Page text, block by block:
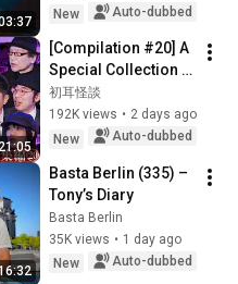
GUIDE YOUR STEPS
New
Auto-dubbed
[Compilation #20] A
Special Collection
of 11 Terrifying
Ghost Stories
[Murata Ramu]
初耳怪談
192K views • 2 days ago
New
Auto-dubbed
Basta Berlin (335) –
Tony’s Diary
Basta Berlin
35K views • 1 day ago
New
Auto-dubbed